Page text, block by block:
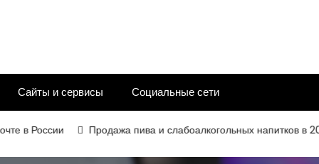
Сайты и сервисы Социальные сети
Продажа пива и слабоалкогольных напитков в 2026